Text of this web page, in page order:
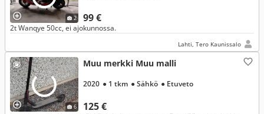
2 99 €
2t Wanqye 50cc, ei ajokunnossa.
Lahti, Tero Kaunissalo
6
Muu merkki Muu malli
125 €
2020 ● 1 tkm ● Sähkö ● Etuveto